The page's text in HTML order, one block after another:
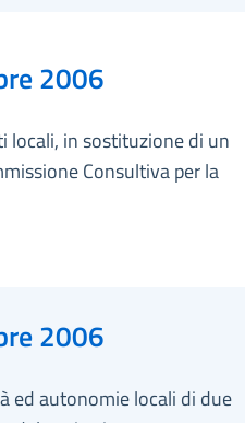
2006
locali, in sostituzione di un
Consultiva per la
2006
ed autonomie locali di due